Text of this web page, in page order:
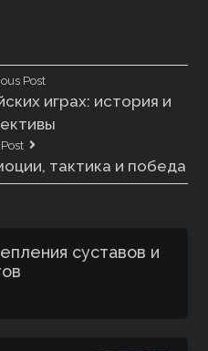
PostPrevious
Post:
играх: история и
Next
Post:тактика и победа
суставов и